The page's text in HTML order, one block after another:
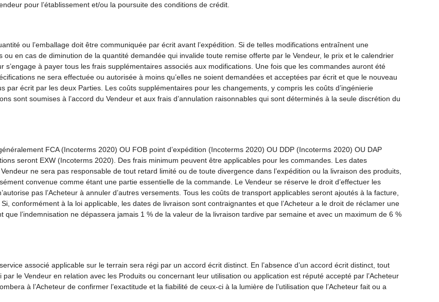
pour l’établissement et/ou la poursuite des conditions de crédit.
ou l’emballage doit être communiquée par écrit avant l’expédition. Si de telles modifications entraînent une
en cas de diminution de la quantité demandée qui invalide toute remise offerte par le Vendeur, le prix et le calendrier
s’engage à payer tous les frais supplémentaires associés aux modifications. Une fois que les commandes auront été
ne sera effectuée ou autorisée à moins qu’elles ne soient demandées et acceptées par écrit et que le nouveau
écrit par les deux Parties. Les coûts supplémentaires pour les changements, y compris les coûts d’ingénierie
sont soumises à l’accord du Vendeur et aux frais d’annulation raisonnables qui sont déterminés à la seule discrétion du
FCA (Incoterms 2020) OU FOB point d’expédition (Incoterms 2020) OU DDP (Incoterms 2020) OU DAP
seront EXW (Incoterms 2020). Des frais minimum peuvent être applicables pour les commandes. Les dates
ne sera pas responsable de tout retard limité ou de toute divergence dans l’expédition ou la livraison des produits,
convenue comme étant une partie essentielle de la commande. Le Vendeur se réserve le droit d’effectuer les
pas l’Acheteur à annuler d’autres versements. Tous les coûts de transport applicables seront ajoutés à la facture,
conformément à la loi applicable, les dates de livraison sont contraignantes et que l’Acheteur a le droit de réclamer une
l’indemnisation ne dépassera jamais 1 % de la valeur de la livraison tardive par semaine et avec un maximum de 6 %
associé applicable sur le terrain sera régi par un accord écrit distinct. En l’absence d’un accord écrit distinct, tout
le Vendeur en relation avec les Produits ou concernant leur utilisation ou application est réputé accepté par l’Acheteur
à l’Acheteur de confirmer l’exactitude et la fiabilité de ceux-ci à la lumière de l’utilisation que l’Acheteur fait ou a